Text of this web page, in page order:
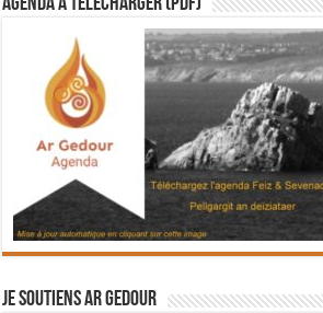
Agenda à télécharger (PDF)
Je soutiens Ar Gedour